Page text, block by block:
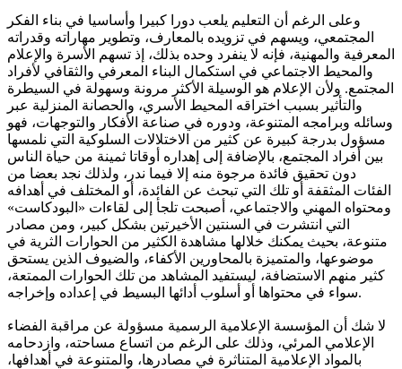
وعلى الرغم أن التعليم يلعب دورا كبيرا وأساسيا في بناء الفكر
المجتمعي، ويسهم في تزويده بالمعارف، وتطوير مهاراته وقدراته
المعرفية والمهنية، فإنه لا ينفرد وحده بذلك، إذ تسهم الأسرة والإعلام
والمحيط الاجتماعي في استكمال البناء المعرفي والثقافي لأفراد
المجتمع. ولأن الإعلام هو الوسيلة الأكثر مرونة وسهولة في السيطرة
والتأثير بسبب اختراقه المحيط الأسري، والحصانة المنزلية عبر
وسائله وبرامجه المتنوعة، ودوره في صناعة الأفكار والتوجهات، فهو
مسؤول بدرجة كبيرة عن كثير من الاختلالات السلوكية التي نلمسها
بين أفراد المجتمع، بالإضافة إلى إهداره أوقاتا ثمينة من حياة الناس
دون تحقيق فائدة مرجوة منه إلا فيما ندر، ولذلك نجد بعضا من
الفئات المثقفة أو تلك التي تبحث عن الفائدة، أو المختلف في أهدافه
ومحتواه المهني والاجتماعي، أصبحت تلجأ إلى لقاءات «البودكاست»
التي انتشرت في السنتين الأخيرتين بشكل كبير، ومن مصادر
متنوعة، بحيث يمكنك خلالها مشاهدة الكثير من الحوارات الثرية في
موضوعها، والمتميزة بالمحاورين الأكفاء، والضيوف الذين يستحق
كثير منهم الاستضافة، ليستفيد المشاهد من تلك الحوارات الممتعة،
سواء في محتواها أو أسلوب أدائها البسيط في إعداده وإخراجه.
لا شك أن المؤسسة الإعلامية الرسمية مسؤولة عن مراقبة الفضاء
الإعلامي المرئي، وذلك على الرغم من اتساع مساحته، وازدحامه
بالمواد الإعلامية المتناثرة في مصادرها، والمتنوعة في أهدافها،